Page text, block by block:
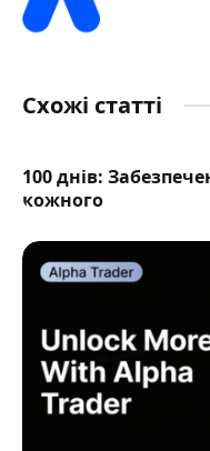
Схожі статті
100 днів:
кожного